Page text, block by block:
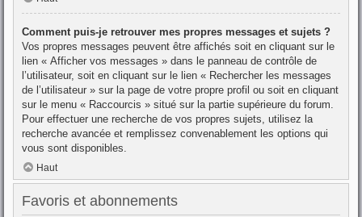
Comment puis-je retrouver mes propres messages et sujets ?
Vos propres messages peuvent être affichés soit en cliquant sur le
lien « Afficher vos messages » dans le panneau de contrôle de
l’utilisateur, soit en cliquant sur le lien « Rechercher les messages
de l’utilisateur » sur la page de votre propre profil ou soit en cliquant
sur le menu « Raccourcis » situé sur la partie supérieure du forum.
Pour effectuer une recherche de vos propres sujets, utilisez la
recherche avancée et remplissez convenablement les options qui
vous sont disponibles.
Haut
Favoris et abonnements